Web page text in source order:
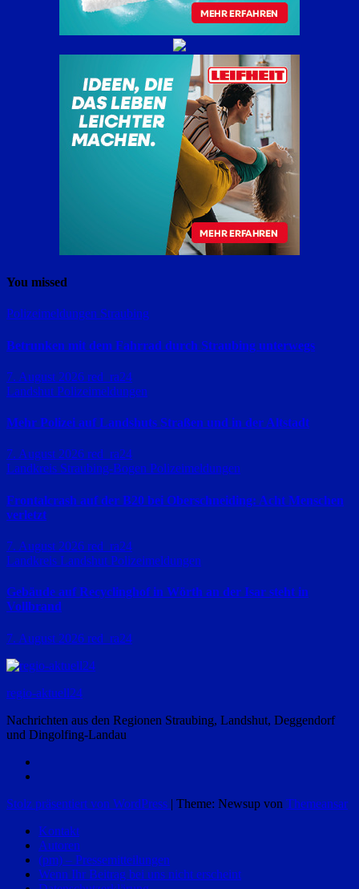
You missed
Polizeimeldungen Straubing
Betrunken mit dem Fahrrad durch Straubing unterwegs
7. August 2026 red_ra24
Landshut Polizeimeldungen
Mehr Polizei auf Landshuts Straßen und in der Altstadt
7. August 2026 red_ra24
Landkreis Straubing-Bogen Polizeimeldungen
Frontalcrash auf der B20 bei Oberschneiding: Acht Menschen
verletzt
7. August 2026 red_ra24
Landkreis Landshut Polizeimeldungen
Gebäude auf Recyclinghof in Wörth an der Isar steht in
Vollbrand
7. August 2026 red_ra24
regio-aktuell24
Nachrichten aus den Regionen Straubing, Landshut, Deggendorf
und Dingolfing-Landau
Stolz präsentiert von WordPress | Theme: Newsup von Themeansar
Kontakt
Autoren
(pm) – Pressemitteilungen
Wenn Ihr Beitrag bei uns nicht erscheint